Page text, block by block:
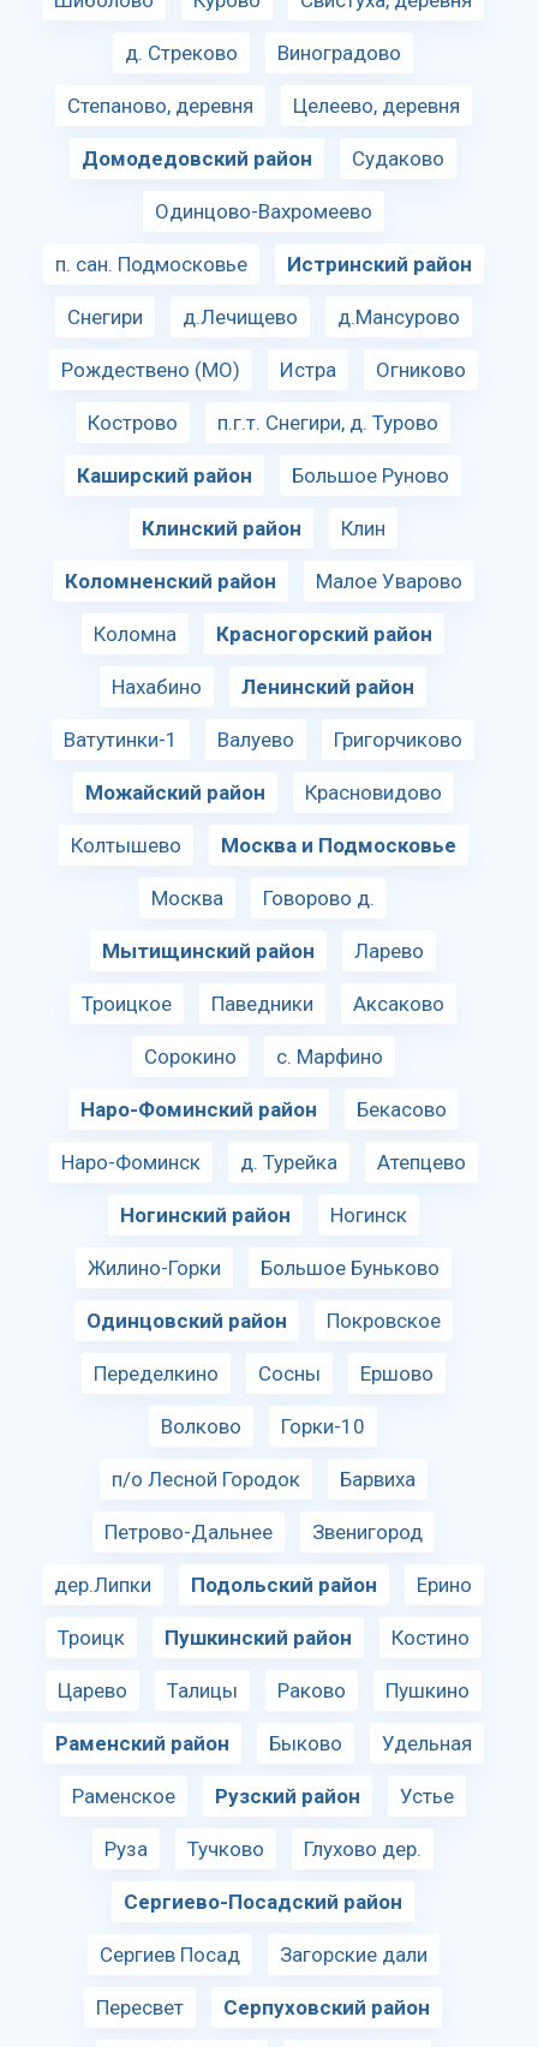
д. Стреково Виноградово
Степаново, деревня Целеево, деревня
Домодедовский район Судаково
Одинцово-Вахромеево
п. сан. Подмосковье Истринский район
Снегири д.Лечищево д.Мансурово
Рождествено (МО) Истра Огниково
Кострово п.г.т. Снегири, д. Турово
Каширский район Большое Руново
Клинский район Клин
Коломненский район Малое Уварово
Коломна Красногорский район
Нахабино Ленинский район
Ватутинки-1 Валуево Григорчиково
Можайский район Красновидово
Колтышево Москва и Подмосковье
Москва Говорово д.
Мытищинский район Ларево
Троицкое Паведники Аксаково
Сорокино с. Марфино
Наро-Фоминский район Бекасово
Наро-Фоминск д. Турейка Атепцево
Ногинский район Ногинск
Жилино-Горки Большое Буньково
Одинцовский район Покровское
Переделкино Сосны Ершово
Волково Горки-10
п/о Лесной Городок Барвиха
Петрово-Дальнее Звенигород
дер.Липки Подольский район Ерино
Троицк Пушкинский район Костино
Царево Талицы Раково Пушкино
Раменский район Быково Удельная
Раменское Рузский район Устье
Руза Тучково Глухово дер.
Сергиево-Посадский район
Сергиев Посад Загорские дали
Пересвет Серпуховский район